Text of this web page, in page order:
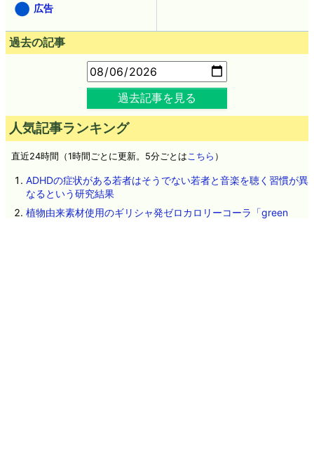
広告
過去の記事
過去記事を見る
人気記事ランキング
直近24時間（1時間ごとに更新。5分ごとは こちら ）
ADHDの症状がある若者はそうでない若者と音楽を聴く習慣が異
なるという研究結果
植物由来素材使用のギリシャ発ゼロカロリーコーラ「green